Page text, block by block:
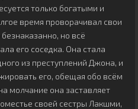
только богатыми и
время проворачивал свои
но всё
его соседка. Она стала
из преступлений Джона, и
его, обещая обо всём
молчание она заставляет
своей сестры Лакшми,